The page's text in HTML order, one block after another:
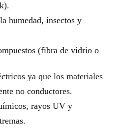
humedad, insectos y
(fibra de vidrio o
ya que los materiales
no conductores.
rayos UV y